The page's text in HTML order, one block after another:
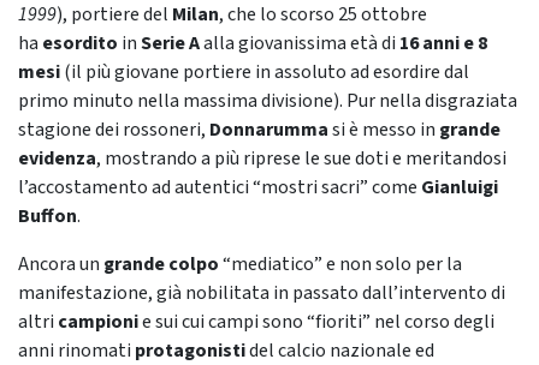
1999), portiere del Milan, che lo scorso 25 ottobre
ha esordito inSerie Aalla giovanissima età di 16 anni e 8
mesi(il più giovane portiere in assoluto ad esordire dal
primo minuto nella massima divisione). Pur nella disgraziata
stagione dei rossoneri, Donnarummasi è messo in grande
evidenza, mostrando a più riprese le sue doti e meritandosi
l’accostamento ad autentici “mostri sacri” come Gianluigi
Buffon.
Ancora un grande colpo“mediatico” e non solo per la
manifestazione, già nobilitata in passato dall’intervento di
altri campionie sui cui campi sono “fioriti” nel corso degli
anni rinomati protagonistidel calcio nazionale ed